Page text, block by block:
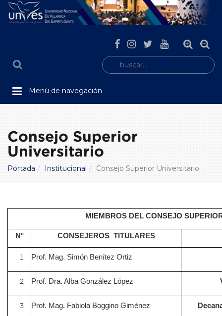
Menú de navegación
Consejo Superior
Universitario
Portada Institucional Consejo Superior Universitario
MIEMBROS DEL CONSEJO
N° CONSEJEROS TITULARES
Prof. Mag. Simón Benítez Ortiz
Prof. Dra. Alba González López
Prof. Mag. Fabiola Boggino Giménez